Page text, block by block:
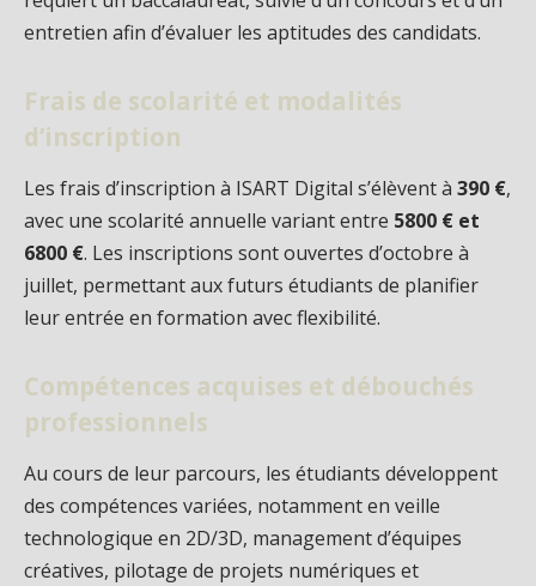
entretien afin d’évaluer les aptitudes des candidats.
Frais de scolarité et modalités
d’inscription
Les frais d’inscription à ISART Digital s’élèvent à 390 €,
avec une scolarité annuelle variant entre 5800 € et
6800 €. Les inscriptions sont ouvertes d’octobre à
juillet, permettant aux futurs étudiants de planifier
leur entrée en formation avec flexibilité.
Compétences acquises et débouchés
professionnels
Au cours de leur parcours, les étudiants développent
des compétences variées, notamment en veille
technologique en 2D/3D, management d’équipes
créatives, pilotage de projets numériques et